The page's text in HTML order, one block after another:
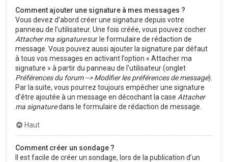
Comment ajouter une signature à mes messages ?
Vous devez d’abord créer une signature depuis votre
panneau de l’utilisateur. Une fois créée, vous pouvez cocher
Attacher ma signaturesur le formulaire de rédaction de
message. Vous pouvez aussi ajouter la signature par défaut
à tous vos messages en activant l’option « Attacher ma
signature » à partir du panneau de l’utilisateur (onglet
Préférences du forum --> Modifier les préférences de message).
Par la suite, vous pourrez toujours empêcher une signature
d’être ajoutée à un message en décochant la case Attacher
ma signaturedans le formulaire de rédaction de message.
Haut
Comment créer un sondage ?
Il est facile de créer un sondage, lors de la publication d’un